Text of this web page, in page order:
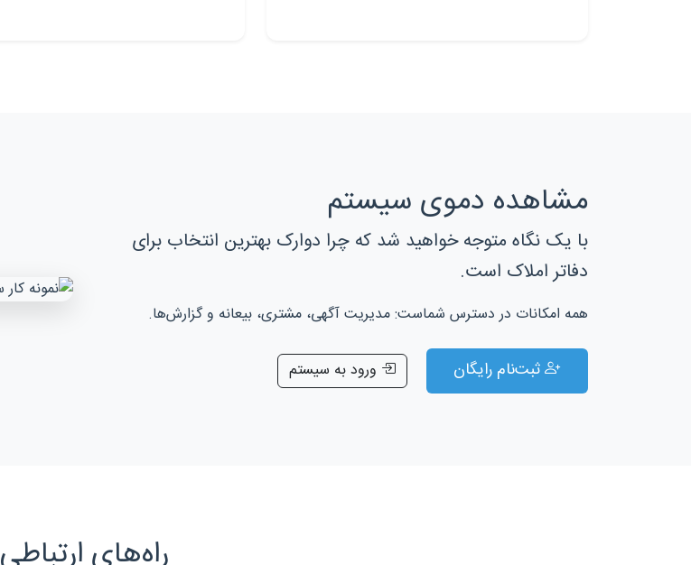
مشاهده دموی سیستم
با یک نگاه متوجه خواهید شد که چرا دوارک بهترین انتخاب برای
دفاتر املاک است.
همه امکانات در دسترس شماست: مدیریت آگهی، مشتری، بیعانه و گزارش‌ها.
ثبت‌نام رایگان ورود به سیستم
راه‌های ارتباطی